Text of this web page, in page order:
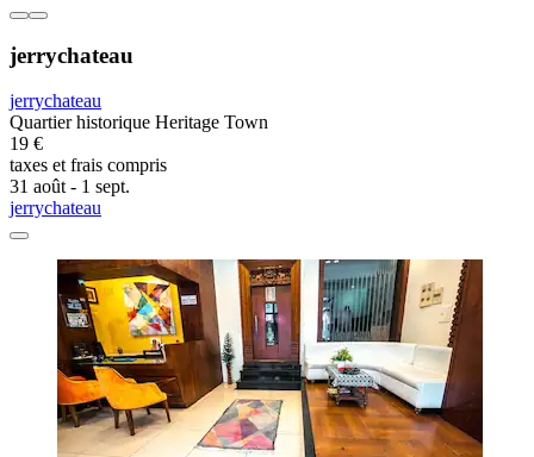
jerrychateau
jerrychateau
Quartier historique Heritage Town
19 €
taxes et frais compris
31 août - 1 sept.
jerrychateau